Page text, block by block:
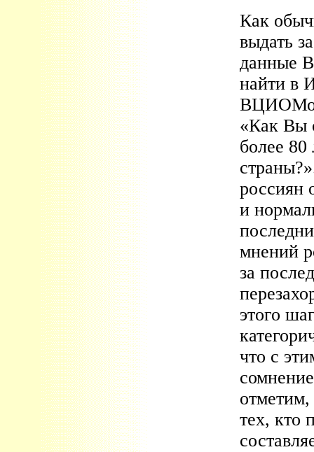
Как
выдать
данные
найти в
ВЦИОМом
«Как Вы
более 80
россиян
и
мнений
за
этого
что с
тех, кто